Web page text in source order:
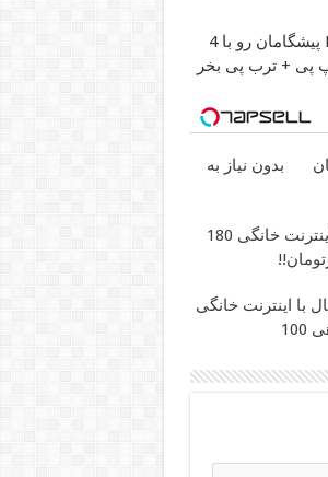
اینترنت LTE پیشگامان رو با 4
پی + ترب پی بخر
بدون نیاز به
فرصت محدود!! 3000گیگ اینترنت خانگی 180
با اینترنت خانگی